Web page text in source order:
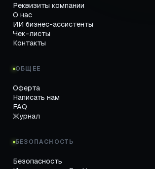
Реквизиты компании
О нас
ИИ бизнес-ассистенты
Чек-листы
Контакты
ОБЩЕЕ
Оферта
Написать нам
FAQ
Журнал
БЕЗОПАСНОСТЬ
Безопасность